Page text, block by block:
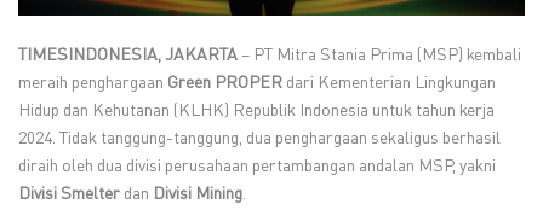
TIMESINDONESIA, JAKARTA– PT Mitra Stania Prima (MSP) kembali
meraih penghargaan Green PROPER dari Kementerian Lingkungan
Hidup dan Kehutanan (KLHK) Republik Indonesia untuk tahun kerja
2024. Tidak tanggung-tanggung, dua penghargaan sekaligus berhasil
diraih oleh dua divisi perusahaan pertambangan andalan MSP, yakni
Divisi Smelter dan Divisi Mining.